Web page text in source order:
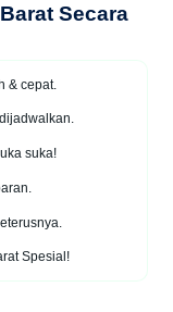
Secara
& cepat.
suka!
Spesial!